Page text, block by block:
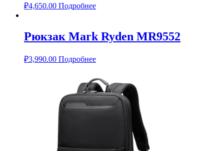
₽4,650.00 Подробнее
Рюкзак Mark Ryden MR9552
₽3,990.00 Подробнее